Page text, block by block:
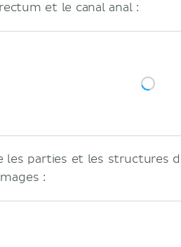
et le canal anal :
les parties et les structures
: